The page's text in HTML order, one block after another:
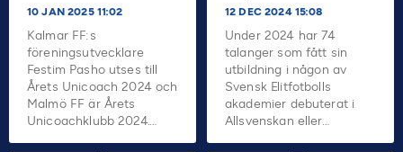
10 JAN 2025 11:02
Kalmar FF:s
föreningsutvecklare
Festim Pasho utses till
Årets Unicoach 2024 och
Malmö FF är Årets
Unicoachklubb 2024.…
12 DEC 2024 15:08
Under 2024 har 74
talanger som fått sin
utbildning i någon av
Svensk Elitfotbolls
akademier debuterat i
Allsvenskan eller…